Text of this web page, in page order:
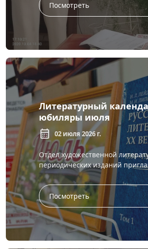
погибш...
Посмотреть
Литературный
юбиляры июля
calendar_month 02 июля 2026 г.
Отдел художественной
периодических изданий
читателей посетить книжную
«Писатели-юбиляры: июль»,
посвящённ...
Посмотреть